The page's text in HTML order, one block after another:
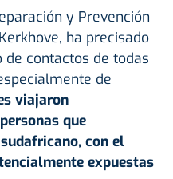
y Prevención
ha precisado
contactos de todas
de
viajaron
que
con el
expuestas